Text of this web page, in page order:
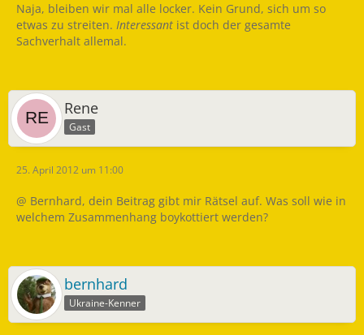
Naja, bleiben wir mal alle locker. Kein Grund, sich um so
etwas zu streiten. Interessant ist doch der gesamte
Sachverhalt allemal.
Rene
Gast
25. April 2012 um 11:00
@ Bernhard, dein Beitrag gibt mir Rätsel auf. Was soll wie in
welchem Zusammenhang boykottiert werden?
bernhard
Ukraine-Kenner